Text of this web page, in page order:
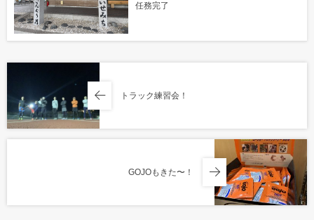
任務完了
トラック練習会！
GOJOもきた〜！